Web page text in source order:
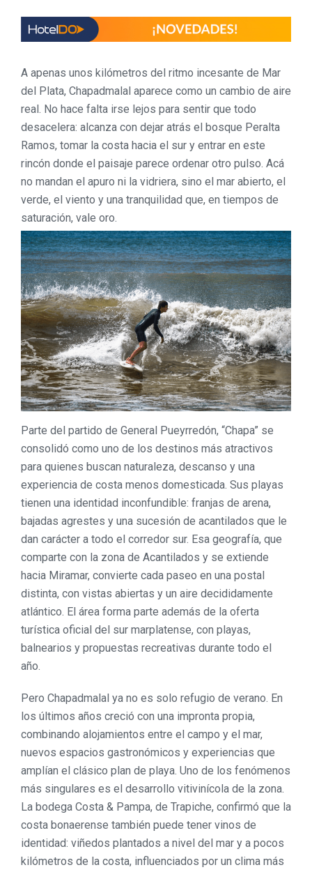
A apenas unos kilómetros del ritmo incesante de Mar
del Plata, Chapadmalal aparece como un cambio de aire
real. No hace falta irse lejos para sentir que todo
desacelera: alcanza con dejar atrás el bosque Peralta
Ramos, tomar la costa hacia el sur y entrar en este
rincón donde el paisaje parece ordenar otro pulso. Acá
no mandan el apuro ni la vidriera, sino el mar abierto, el
verde, el viento y una tranquilidad que, en tiempos de
saturación, vale oro.
Parte del partido de General Pueyrredón, “Chapa” se
consolidó como uno de los destinos más atractivos
para quienes buscan naturaleza, descanso y una
experiencia de costa menos domesticada. Sus playas
tienen una identidad inconfundible: franjas de arena,
bajadas agrestes y una sucesión de acantilados que le
dan carácter a todo el corredor sur. Esa geografía, que
comparte con la zona de Acantilados y se extiende
hacia Miramar, convierte cada paseo en una postal
distinta, con vistas abiertas y un aire decididamente
atlántico. El área forma parte además de la oferta
turística oficial del sur marplatense, con playas,
balnearios y propuestas recreativas durante todo el
año.
Pero Chapadmalal ya no es solo refugio de verano. En
los últimos años creció con una impronta propia,
combinando alojamientos entre el campo y el mar,
nuevos espacios gastronómicos y experiencias que
amplían el clásico plan de playa. Uno de los fenómenos
más singulares es el desarrollo vitivinícola de la zona.
La bodega Costa & Pampa, de Trapiche, confirmó que la
costa bonaerense también puede tener vinos de
identidad: viñedos plantados a nivel del mar y a pocos
kilómetros de la costa, influenciados por un clima más